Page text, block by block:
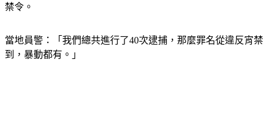
到，暴動都有。」